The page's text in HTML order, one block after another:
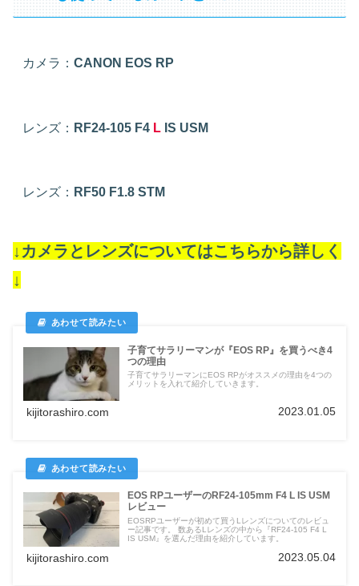
カメラ： CANON EOS RP
レンズ： RF24-105 F4 L IS USM
レンズ： RF50 F1.8 STM
↓カメラとレンズについてはこちらから詳しく
↓
子育てサラリーマンが『EOS RP』を買うべき4
つの理由
子育てサラリーマンにEOS RPがオススメの理由を4つの
メリットを入れて紹介していきます。
kijitorashiro.com 2023.01.05
EOS RPユーザーのRF24-105mm F4 L IS USM
レビュー
EOSRPユーザーが初めて買うLレンズについてのレビュ
ー記事です。 数あるLレンズの中から『RF24-105 F4 L
IS USM』を選んだ理由を紹介しています。
kijitorashiro.com 2023.05.04